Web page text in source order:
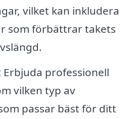
vilket kan inkludera
som förbättrar takets
Erbjuda professionell
vilken typ av
passar bäst för ditt